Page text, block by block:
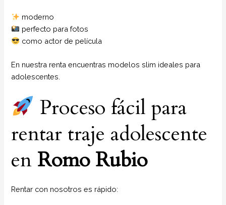
moderno
perfecto para fotos
como actor de película
En nuestra renta encuentras modelos slim ideales para
adolescentes.
Proceso fácil para
rentar traje adolescente
en Romo Rubio
Rentar con nosotros es rápido: